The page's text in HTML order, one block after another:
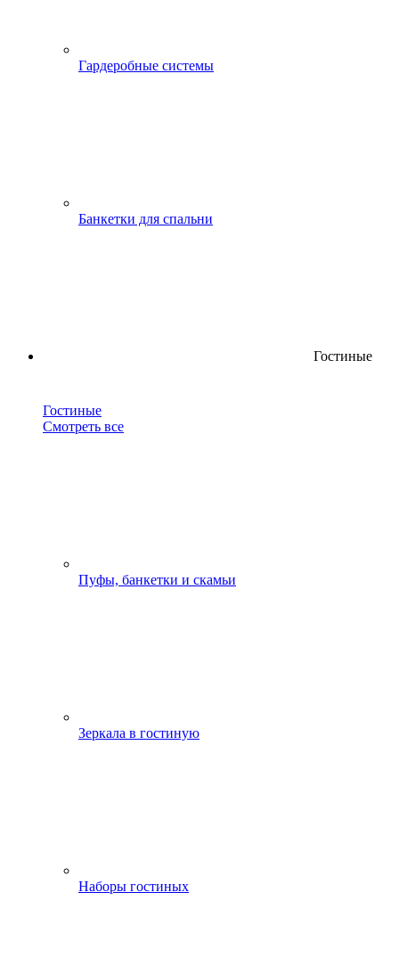
Гардеробные системы
Банкетки для спальни
Гостиные
Гостиные
Смотреть все
Пуфы, банкетки и скамьи
Зеркала в гостиную
Наборы гостиных